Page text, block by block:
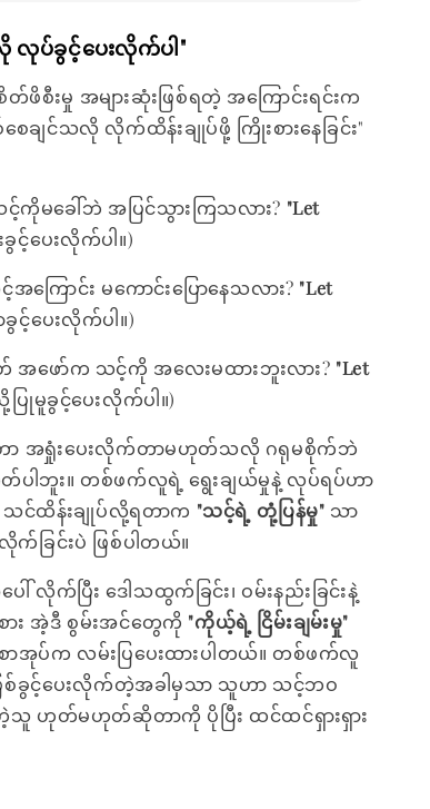
ပ်ခွင့်ပေးလိုက်ပါ"
ဖိစီးမှု အများဆုံးဖြစ်ရတဲ့ အကြောင်းရင်းက
ချင်သလို လိုက်ထိန်းချုပ်ဖို့ ကြိုးစားနေခြင်း"
ကိုမခေါ်ဘဲ အပြင်သွားကြသလား? "Let
ပေးလိုက်ပါ။)
ောင်း မကောင်းပြောနေသလား? "Let
င့်ပေးလိုက်ပါ။)
အဖော်က သင့်ကို အလေးမထားဘူးလား? "Let
မူခွင့်ပေးလိုက်ပါ။)
ဆိုတာ အရှုံးပေးလိုက်တာမဟုတ်သလို ဂရုမစိုက်ဘဲ
ပါဘူး။ တစ်ဖက်လူရဲ့ ရွေးချယ်မှုနဲ့ လုပ်ရပ်ဟာ
သင်ထိန်းချုပ်လို့ရတာက "သင့်ရဲ့ တုံ့ပြန်မှု" သာ
ြင်းပဲ ဖြစ်ပါတယ်။
လိုက်ပြီး ဒေါသထွက်ခြင်း၊ ဝမ်းနည်းခြင်းနဲ့
ား အဲ့ဒီ စွမ်းအင်တွေကို "ကိုယ့်ရဲ့ ငြိမ်းချမ်းမှု"
ာအုပ်က လမ်းပြပေးထားပါတယ်။ တစ်ဖက်လူ
စ်ခွင့်ပေးလိုက်တဲ့အခါမှသာ သူဟာ သင့်ဘဝ
တ်မဟုတ်ဆိုတာကို ပိုပြီး ထင်ထင်ရှားရှား